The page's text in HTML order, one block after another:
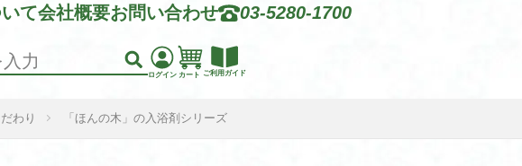
て会社概要お問い合わせ 03-5280-1700
ログイン カート ご利用ガイド
わり 「ほんの木」の入浴剤シリーズ